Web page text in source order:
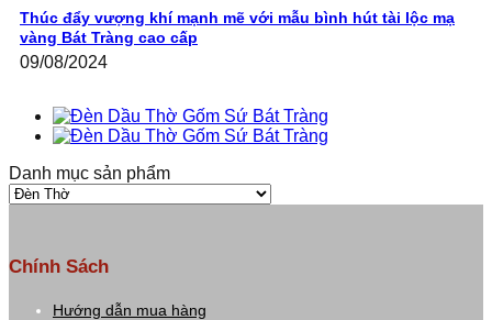
Thúc đẩy vượng khí mạnh mẽ với mẫu bình hút tài lộc mạ
vàng Bát Tràng cao cấp
09/08/2024
Danh mục sản phẩm
Chính Sách
Hướng dẫn mua hàng